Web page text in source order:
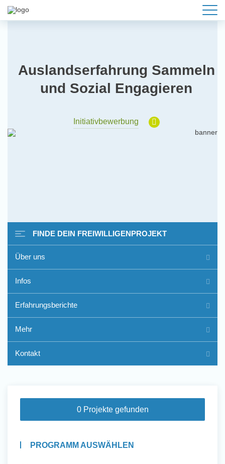
Auslandserfahrung Sammeln
und Sozial Engagieren
Initiativbewerbung
Freiwilligenarbeit im Ausland
- Erfahrungsberichte
FINDE DEIN FREIWILLIGENPROJEKT
Über uns
Infos
Erfahrungsberichte
Mehr
Kontakt
0 Projekte gefunden
PROGRAMM AUSWÄHLEN